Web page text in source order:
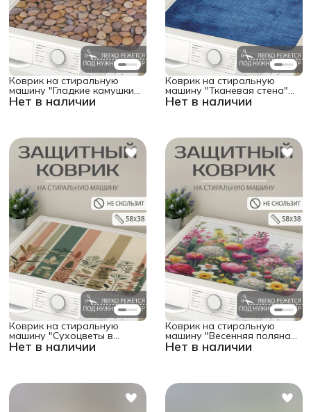
Нет в наличии
Коврик на стиральную
машину "Гладкие камушки"
защитный,
противоскользящий,
Нет в наличии
Коврик на стиральную
машину "Тканевая стена"
защитный,
противоскользящий,
Нет в наличии
Коврик на стиральную
машину "Сухоцветы в
полоску" защитный,
противоскользящий,
Нет в наличии
Коврик на стиральную
машину "Весенняя поляна"
защитный,
противоскользящий,